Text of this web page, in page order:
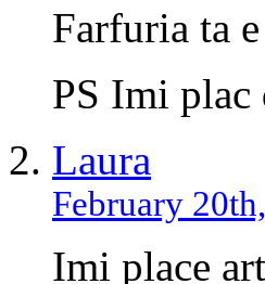
Farfuria ta
PS Imi
Laura
February
Imi place